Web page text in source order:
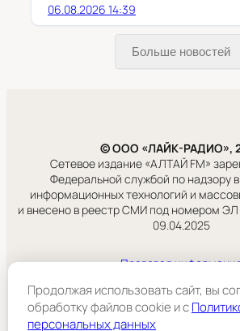
06.08.2026 14:39
Больше новостей
© ООО «ЛАЙК-РАДИО»,
Сетевое издание «АЛТАЙ FM»
Федеральной службой по надзору
информационных технологий и
и внесено в реестр СМИ под номером
09.04.2025
Правовая
ООО «ЛАЙК-РАДИО».
Продолжая использовать сайт, вы
обработку файлов cookie и c
персональных данных